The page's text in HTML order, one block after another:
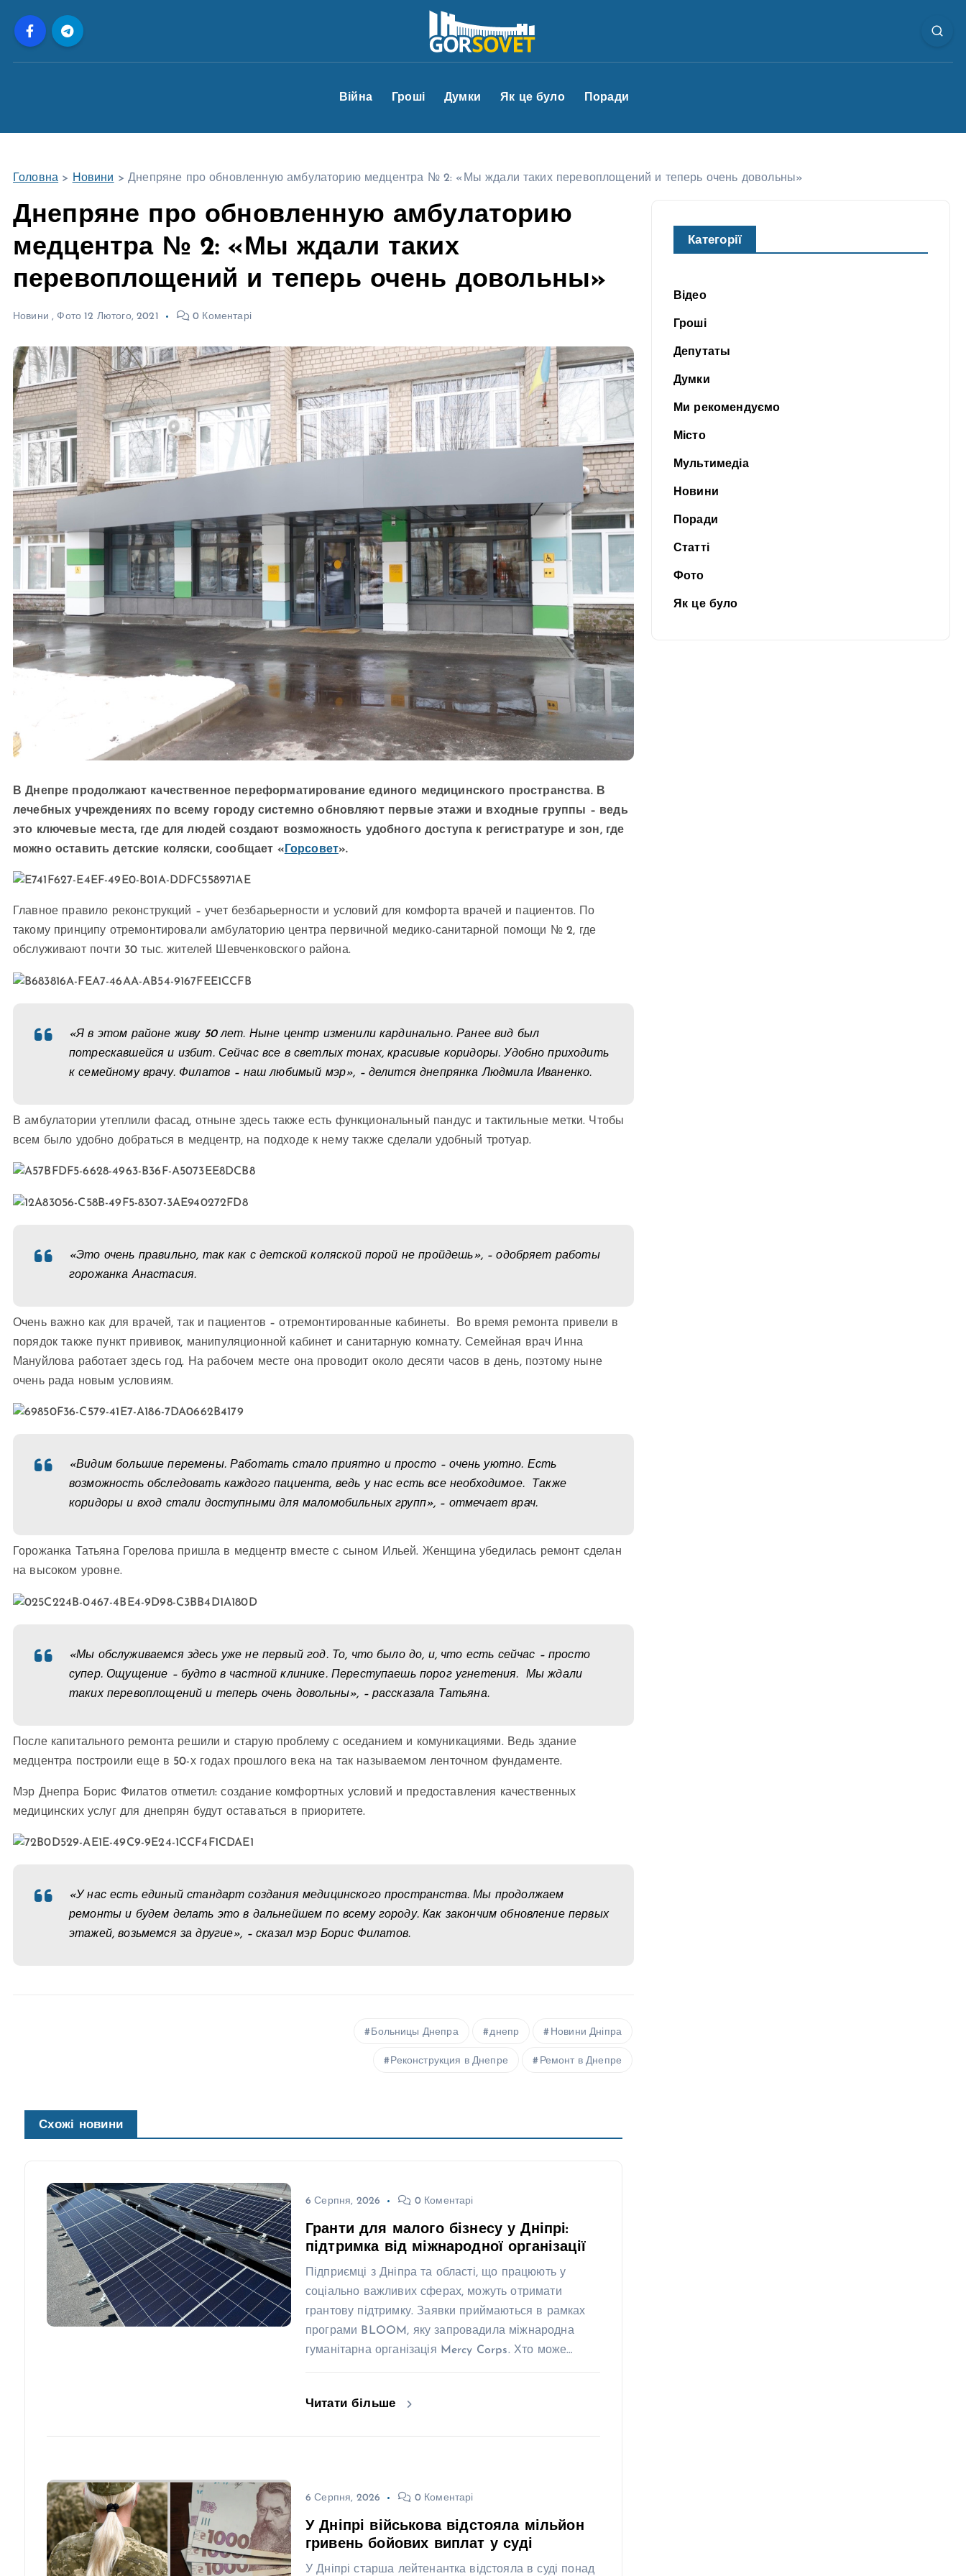
Війна Гроші Думки Як це було Поради
Головна > Новини >Днепряне про обновленную амбулаторию медцентра № 2: «Мы ждали таких перевоплощений и теперь очень довольны»
Днепряне про обновленную амбулаторию
медцентра № 2: «Мы ждали таких
перевоплощений и теперь очень довольны»
Новини , Фото 12 Лютого, 2021 0 Коментарі
В Днепре продолжают качественное переформатирование единого медицинского пространства. В
лечебных учреждениях по всему городу системно обновляют первые этажи и входные группы – ведь
это ключевые места, где для людей создают возможность удобного доступа к регистратуре и зон, где
можно оставить детские коляски, сообщает « Горсовет».
Главное правило реконструкций – учет безбарьерности и условий для комфорта врачей и пациентов. По
такому принципу отремонтировали амбулаторию центра первичной медико-санитарной помощи № 2, где
обслуживают почти 30 тыс. жителей Шевченковского района.
«Я в этом районе живу 50 лет. Ныне центр изменили кардинально. Ранее вид был
потрескавшейся и избит. Сейчас все в светлых тонах, красивые коридоры. Удобно приходить
к семейному врачу. Филатов – наш любимый мэр», – делится днепрянка Людмила Иваненко.
В амбулатории утеплили фасад, отныне здесь также есть функциональный пандус и тактильные метки. Чтобы
всем было удобно добраться в медцентр, на подходе к нему также сделали удобный тротуар.
«Это очень правильно, так как с детской коляской порой не пройдешь», – одобряет работы
горожанка Анастасия.
Очень важно как для врачей, так и пациентов – отремонтированные кабинеты. Во время ремонта привели в
порядок также пункт прививок, манипуляционной кабинет и санитарную комнату. Семейная врач Инна
Мануйлова работает здесь год. На рабочем месте она проводит около десяти часов в день, поэтому ныне
очень рада новым условиям.
«Видим большие перемены. Работать стало приятно и просто – очень уютно. Есть
возможность обследовать каждого пациента, ведь у нас есть все необходимое. Также
коридоры и вход стали доступными для маломобильных групп», – отмечает врач.
Горожанка Татьяна Горелова пришла в медцентр вместе с сыном Ильей. Женщина убедилась ремонт сделан
на высоком уровне.
«Мы обслуживаемся здесь уже не первый год. То, что было до, и, что есть сейчас – просто
супер. Ощущение – будто в частной клинике. Переступаешь порог угнетения. Мы ждали
таких перевоплощений и теперь очень довольны», – рассказала Татьяна.
После капитального ремонта решили и старую проблему с оседанием и комуникациями. Ведь здание
медцентра построили еще в 50-х годах прошлого века на так называемом ленточном фундаменте.
Мэр Днепра Борис Филатов отметил: создание комфортных условий и предоставления качественных
медицинских услуг для днепрян будут оставаться в приоритете.
«У нас есть единый стандарт создания медицинского пространства. Мы продолжаем
ремонты и будем делать это в дальнейшем по всему городу. Как закончим обновление первых
этажей, возьмемся за другие», – сказал мэр Борис Филатов.
Больницы Днепра днепр Новини Дніпра
Реконструкция в Днепре Ремонт в Днепре
Схожі новини
6 Серпня, 2026 0 Коментарі
Гранти для малого бізнесу у Дніпрі:
підтримка від міжнародної організації
Підприємці з Дніпра та області, що працюють у
соціально важливих сферах, можуть отримати
грантову підтримку. Заявки приймаються в рамках
програми BLOOM, яку запровадила міжнародна
гуманітарна організація Mercy Corps. Хто може…
Читати більше
6 Серпня, 2026 0 Коментарі
У Дніпрі військова відстояла мільйон
гривень бойових виплат у суді
У Дніпрі старша лейтенантка відстояла в суді понад
Категорії
Відео
Гроші
Депутаты
Думки
Ми рекомендуємо
Місто
Мультимедіа
Новини
Поради
Статті
Фото
Як це було